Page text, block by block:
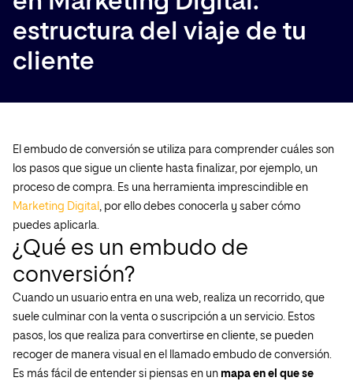
estructura del viaje de tu
cliente
El embudo de conversión se utiliza para comprender cuáles son
los pasos que sigue un cliente hasta finalizar, por ejemplo, un
proceso de compra. Es una herramienta imprescindible en
Marketing Digital , por ello debes conocerla y saber cómo
puedes aplicarla.
¿Qué es un embudo de
conversión?
Cuando un usuario entra en una web, realiza un recorrido, que
suele culminar con la venta o suscripción a un servicio. Estos
pasos, los que realiza para convertirse en cliente, se pueden
recoger de manera visual en el llamado embudo de conversión.
Es más fácil de entender si piensas en un mapa en el que se